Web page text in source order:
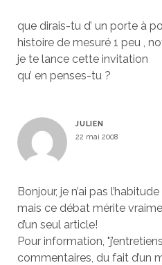
que dirais-tu d’ un porte à
histoire de mesuré 1 peu ,
je te lance cette invitation
qu’ en penses-tu ?
JULIEN
22 mai 2008
Bonjour, je n’ai pas
mais ce débat mérite
d’un seul article!
Pour information,
commentaires, du fait d’un